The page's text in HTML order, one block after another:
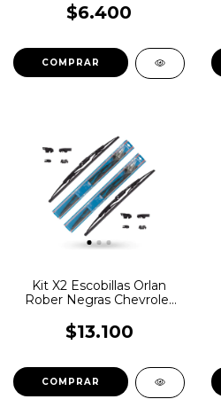
$6.400
Kit X2 Escobillas Orlan
Rober Negras Chevrolet
$13.100